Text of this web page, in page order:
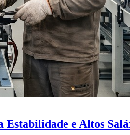
e Altos